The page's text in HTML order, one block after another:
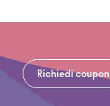
Richiedi coupon